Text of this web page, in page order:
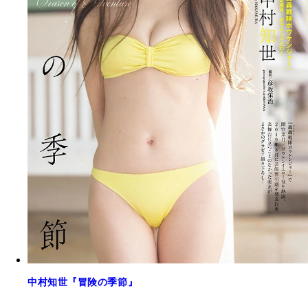
中村知世『冒険の季節』